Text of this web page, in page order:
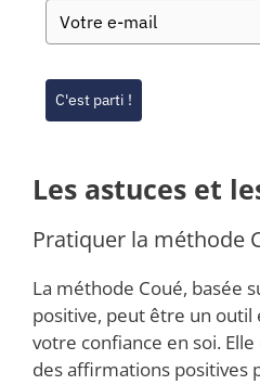
C'est parti !
Les astuces et
Pratiquer la méthode
La méthode Coué, basée
positive, peut être un
votre confiance en soi.
des affirmations positives